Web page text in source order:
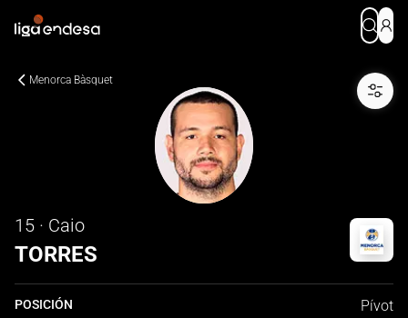
Menorca Bàsquet
15 · Caio
TORRES
POSICIÓN Pívot